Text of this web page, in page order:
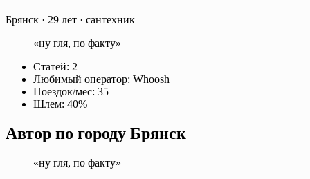
Брянск · 29 лет · сантехник
«ну гля, по факту»
Статей: 2
Любимый оператор: Whoosh
Поездок/мес: 35
Шлем: 40%
Автор по городу Брянск
«ну гля, по факту»